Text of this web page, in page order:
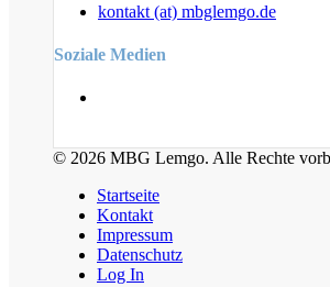
kontakt (at) mbglemgo.de
Soziale Medien
© 2026 MBG Lemgo. Alle Rechte
Startseite
Kontakt
Impressum
Datenschutz
Log In